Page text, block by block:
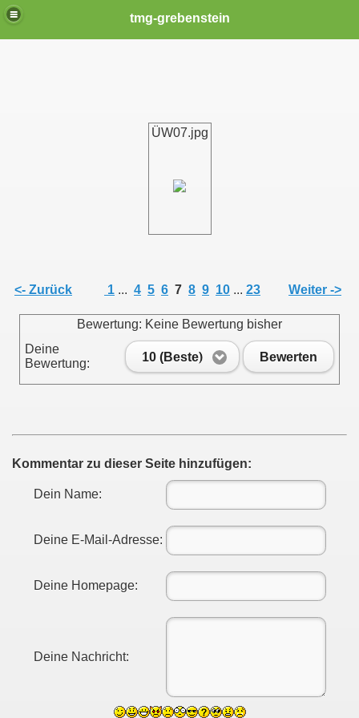
tmg-grebenstein
ÜW07.jpg
<- Zurück 1 ... 4 5 6 7 8 9 10 ... 23 Weiter ->
Bewertung: Keine Bewertung bisher
Deine
Bewertung:
10 (Beste) Bewerten
Kommentar zu dieser Seite hinzufügen:
Dein Name:
Deine E-Mail-Adresse:
Deine Homepage:
Deine Nachricht: